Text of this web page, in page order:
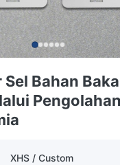
Bahan
Pengolahan
XHS / Custom